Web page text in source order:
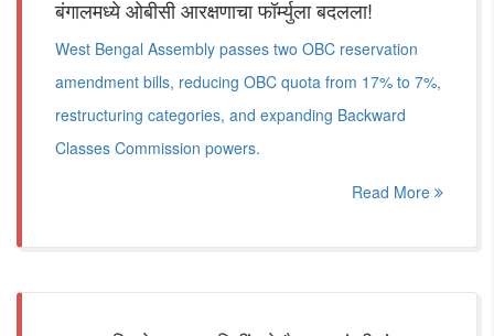
बंगालमध्ये ओबीसी आरक्षणाचा फॉर्म्युला बदलला!
West Bengal Assembly passes two OBC reservation
amendment bills, reducing OBC quota from 17% to 7%,
restructuring categories, and expanding Backward
Classes Commission powers.
Read More